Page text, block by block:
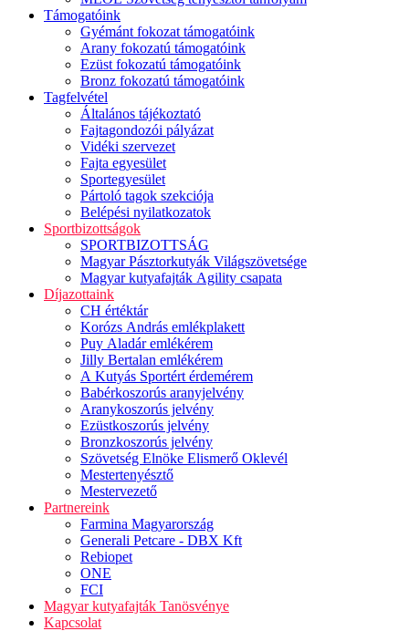
Támogatóink
Gyémánt fokozat támogatóink
Arany fokozatú támogatóink
Ezüst fokozatú támogatóink
Bronz fokozatú támogatóink
Tagfelvétel
Általános tájékoztató
Fajtagondozói pályázat
Vidéki szervezet
Fajta egyesület
Sportegyesület
Pártoló tagok szekciója
Belépési nyilatkozatok
Sportbizottságok
SPORTBIZOTTSÁG
Magyar Pásztorkutyák Világszövetsége
Magyar kutyafajták Agility csapata
Díjazottaink
CH értéktár
Korózs András emlékplakett
Puy Aladár emlékérem
Jilly Bertalan emlékérem
A Kutyás Sportért érdemérem
Babérkoszorús aranyjelvény
Aranykoszorús jelvény
Ezüstkoszorús jelvény
Bronzkoszorús jelvény
Szövetség Elnöke Elismerő Oklevél
Mestertenyésztő
Mestervezető
Partnereink
Farmina Magyarország
Generali Petcare - DBX Kft
Rebiopet
ONE
FCI
Magyar kutyafajták Tanösvénye
Kapcsolat